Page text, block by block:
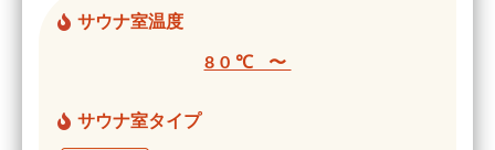
サウナ室温度
80℃ 〜
サウナ室タイプ